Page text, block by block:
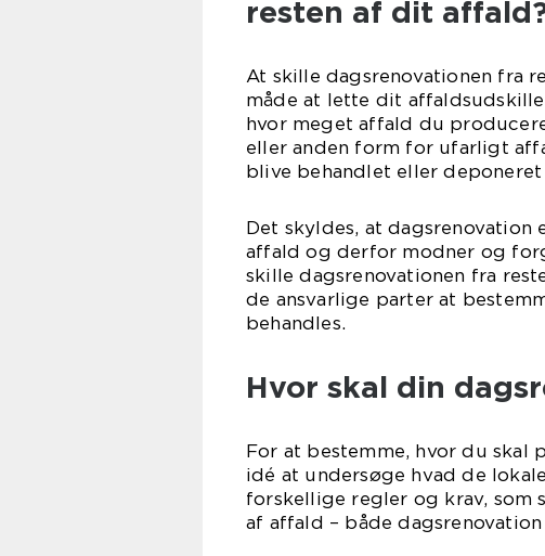
resten af dit
At skille dagsrenovationen fra
måde at lette dit
hvor meget affald du
eller anden form for ufarligt
blive behandlet eller
Det skyldes, at
affald og derfor modner og
skille dagsrenovationen fra
de ansvarlige parter at
behandles.
Hvor skal din
For at bestemme, hvor du skal
idé at undersøge hvad de
forskellige regler og krav, som
af affald – både